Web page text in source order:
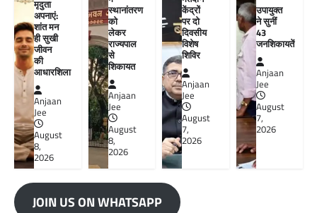
मृदुता
अपनाएं:
शांत मन
ही सुखी
जीवन
की
आधारशिला
Anjaan
Jee
August
8,
2026
स्थानांतरण
को
लेकर
राज्यपाल
से
शिकायत
Anjaan
Jee
August
8,
2026
केंद्रों
पर दो
दिवसीय
विशेष
शिविर
Anjaan
Jee
August
7,
2026
उपायुक्त
ने सुनीं
43
जनशिकायतें
Anjaan
Jee
August
7,
2026
JOIN US ON WHATSAPP